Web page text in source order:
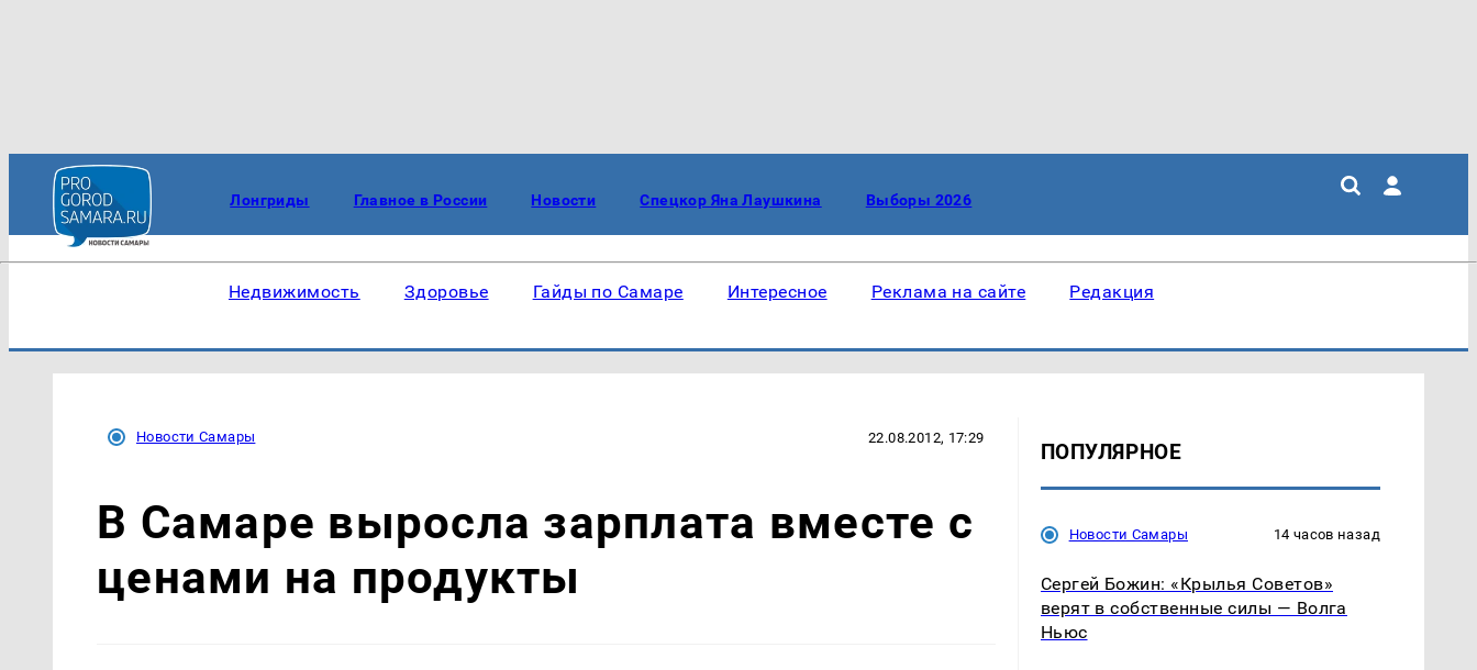
Лонгриды Главное в России Новости Спецкор Яна Лаушкина Выборы 2026
Недвижимость Здоровье Гайды по Самаре Интересное Реклама на сайте Редакция
Новости Самары 22.08.2012, 17:29
В Самаре выросла зарплата вместе с
ценами на продукты
ПОПУЛЯРНОЕ
Новости Самары 14 часов назад
Сергей Божин: «Крылья Советов»
верят в собственные силы — Волга
Ньюс